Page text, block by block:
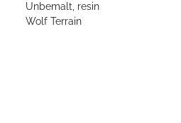
Unbemalt, resin
Wolf Terrain